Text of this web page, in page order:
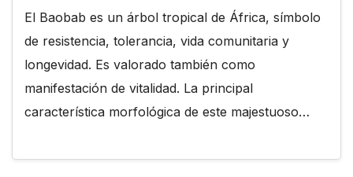
El Baobab es un árbol tropical de África, símbolo
de resistencia, tolerancia, vida comunitaria y
longevidad. Es valorado también como
manifestación de vitalidad. La principal
característica morfológica de este majestuoso…